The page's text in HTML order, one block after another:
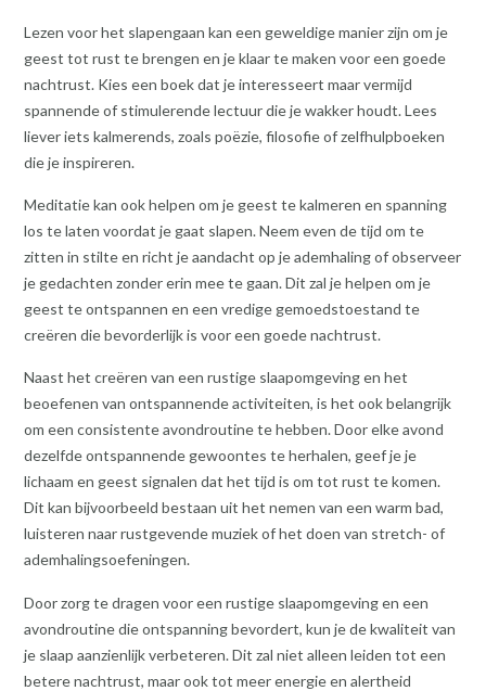
Lezen voor het slapengaan kan een geweldige manier zijn om je
geest tot rust te brengen en je klaar te maken voor een goede
nachtrust. Kies een boek dat je interesseert maar vermijd
spannende of stimulerende lectuur die je wakker houdt. Lees
liever iets kalmerends, zoals poëzie, filosofie of zelfhulpboeken
die je inspireren.
Meditatie kan ook helpen om je geest te kalmeren en spanning
los te laten voordat je gaat slapen. Neem even de tijd om te
zitten in stilte en richt je aandacht op je ademhaling of observeer
je gedachten zonder erin mee te gaan. Dit zal je helpen om je
geest te ontspannen en een vredige gemoedstoestand te
creëren die bevorderlijk is voor een goede nachtrust.
Naast het creëren van een rustige slaapomgeving en het
beoefenen van ontspannende activiteiten, is het ook belangrijk
om een consistente avondroutine te hebben. Door elke avond
dezelfde ontspannende gewoontes te herhalen, geef je je
lichaam en geest signalen dat het tijd is om tot rust te komen.
Dit kan bijvoorbeeld bestaan uit het nemen van een warm bad,
luisteren naar rustgevende muziek of het doen van stretch- of
ademhalingsoefeningen.
Door zorg te dragen voor een rustige slaapomgeving en een
avondroutine die ontspanning bevordert, kun je de kwaliteit van
je slaap aanzienlijk verbeteren. Dit zal niet alleen leiden tot een
betere nachtrust, maar ook tot meer energie en alertheid